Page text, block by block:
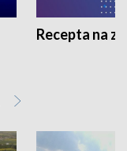
Recepta na